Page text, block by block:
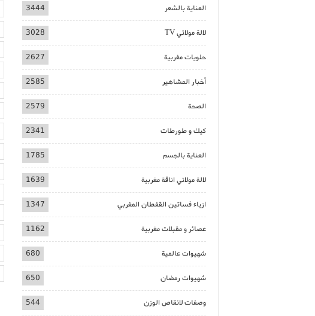
العناية بالشعر 3444
لالة مولاتي TV 3028
حلويات مغربية 2627
أخبار المشاهير 2585
الصحة 2579
كيك و طورطات 2341
العناية بالجسم 1785
لالة مولاتي اناقة مغربية 1639
ازياء فساتين القفطان المغربي 1347
عصائر و مقبلات مغربية 1162
شهيوات عالمية 680
شهيوات رمضان 650
وصفات لانقاص الوزن 544